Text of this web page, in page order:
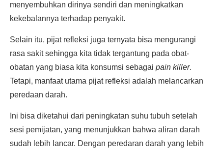
menyembuhkan dirinya sendiri dan meningkatkan
kekebalannya terhadap penyakit.
Selain itu, pijat refleksi juga ternyata bisa mengurangi
rasa sakit sehingga kita tidak tergantung pada obat-
obatan yang biasa kita konsumsi sebagai pain killer.
Tetapi, manfaat utama pijat refleksi adalah melancarkan
peredaan darah.
Ini bisa diketahui dari peningkatan suhu tubuh setelah
sesi pemijatan, yang menunjukkan bahwa aliran darah
sudah lebih lancar. Dengan peredaran darah yang lebih